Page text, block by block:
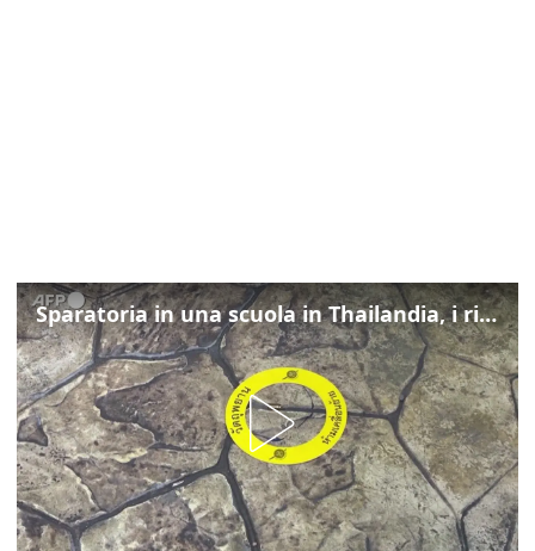
Sparatoria in una scuola in Thailandia, i rilievi della polizia